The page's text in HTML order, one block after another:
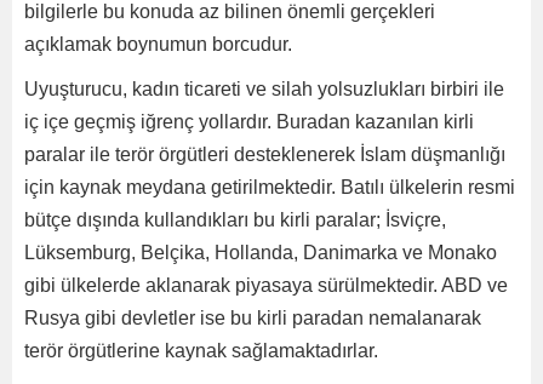
bilgilerle bu konuda az bilinen önemli gerçekleri
açıklamak boynumun borcudur.
Uyuşturucu, kadın ticareti ve silah yolsuzlukları birbiri ile
iç içe geçmiş iğrenç yollardır. Buradan kazanılan kirli
paralar ile terör örgütleri desteklenerek İslam düşmanlığı
için kaynak meydana getirilmektedir. Batılı ülkelerin resmi
bütçe dışında kullandıkları bu kirli paralar; İsviçre,
Lüksemburg, Belçika, Hollanda, Danimarka ve Monako
gibi ülkelerde aklanarak piyasaya sürülmektedir. ABD ve
Rusya gibi devletler ise bu kirli paradan nemalanarak
terör örgütlerine kaynak sağlamaktadırlar.